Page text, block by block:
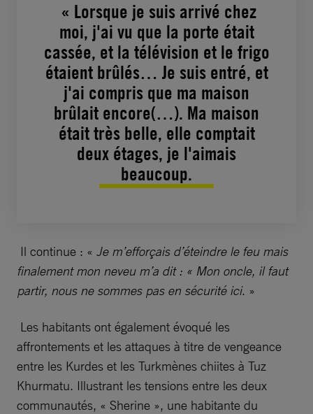
« Lorsque je suis arrivé chez
moi, j'ai vu que la porte était
cassée, et la télévision et le frigo
étaient brûlés… Je suis entré, et
j'ai compris que ma maison
brûlait encore(…). Ma maison
était très belle, elle comptait
deux étages, je l'aimais
beaucoup.
Il continue : « Je m’efforçais d’éteindre le feu mais
finalement mon neveu m’a dit : « Mon oncle, il faut
partir, nous ne sommes pas en sécurité ici. »
Les habitants ont également évoqué les
affrontements et les attaques à titre de vengeance
entre les Kurdes et les Turkmènes chiites à Tuz
Khurmatu. Illustrant les tensions entre les deux
communautés, « Sherine », une habitante du